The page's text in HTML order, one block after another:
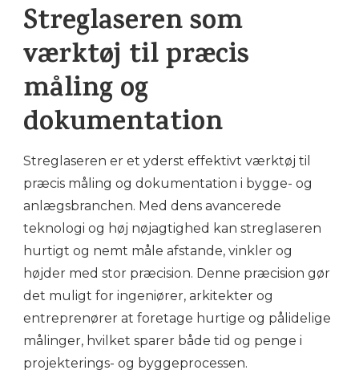
Streglaseren som
værktøj til præcis
måling og
dokumentation
Streglaseren er et yderst effektivt værktøj til
præcis måling og dokumentation i bygge- og
anlægsbranchen. Med dens avancerede
teknologi og høj nøjagtighed kan streglaseren
hurtigt og nemt måle afstande, vinkler og
højder med stor præcision. Denne præcision gør
det muligt for ingeniører, arkitekter og
entreprenører at foretage hurtige og pålidelige
målinger, hvilket sparer både tid og penge i
projekterings- og byggeprocessen.